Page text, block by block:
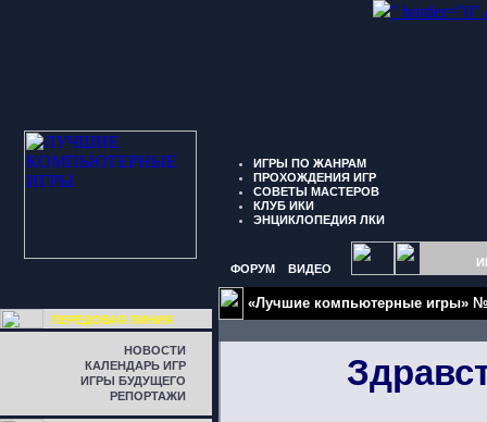
" border="0"
ИГРЫ ПО ЖАНРАМ
ПРОХОЖДЕНИЯ ИГР
СОВЕТЫ МАСТЕРОВ
КЛУБ ИКИ
ЭНЦИКЛОПЕДИЯ ЛКИ
ФОРУМ ВИДЕО
ПЕРЕДОВАЯ ЛИНИЯ
НОВОСТИ
КАЛЕНДАРЬ ИГР
ИГРЫ БУДУЩЕГО
РЕПОРТАЖИ
«Лучшие компьютерные игры»